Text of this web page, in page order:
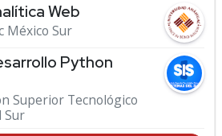
Web
México Sur
Python
Superior Tecnológico
Sur